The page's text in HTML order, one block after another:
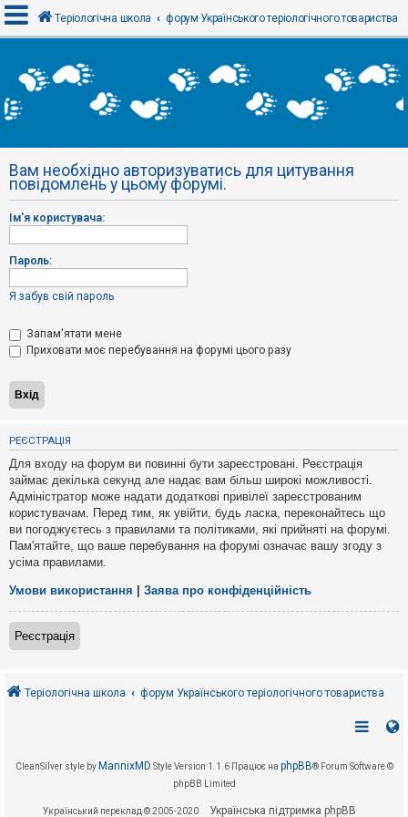
х
і
Р
е
с
р
а
ц
я
Т
е
и
б
е
в
і
д
п
о
в
і
д
е
й
к
т
и
в
т
Теріологічна школа форум Українського теріологічного товариства
Вам необхідно авторизуватись для цитування
повідомлень у цьому форумі.
Ім'я користувача:
Пароль:
Я забув свій пароль
Запам'ятати мене
Приховати моє перебування на форумі цього разу
РЕЄСТРАЦІЯ
Для входу на форум ви повинні бути зареєстровані. Реєстрація
займає декілька секунд але надає вам більш широкі можливості.
Адміністратор може надати додаткові привілеї зареєстрованим
користувачам. Перед тим, як увійти, будь ласка, переконайтесь що
ви погоджуєтесь з правилами та політиками, які прийняті на форумі.
Пам'ятайте, що ваше перебування на форумі означає вашу згоду з
усіма правилами.
Умови використання Заява про конфіденційність
Реєстрація
Теріологічна школа форум Українського теріологічного товариства
CleanSilver style by MannixMD Style Version 1.1.6 Працює на phpBB® Forum Software ©
phpBB Limited
Український переклад © 2005-2020 Українська підтримка phpBB